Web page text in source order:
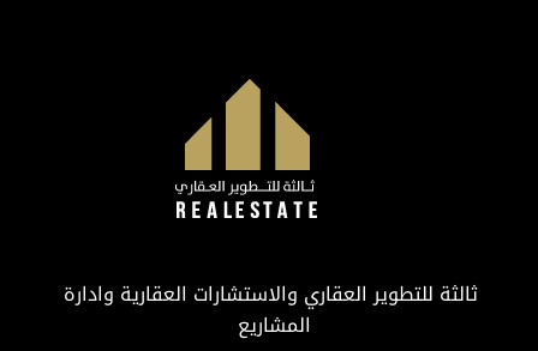
ثالثة للتطوير العقاري والاستشارات العقارية وادارة
المشاريع